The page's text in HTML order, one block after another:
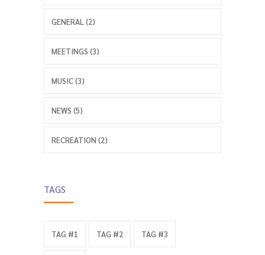
GENERAL (2)
MEETINGS (3)
MUSIC (3)
NEWS (5)
RECREATION (2)
TAGS
TAG #1 TAG #2 TAG #3